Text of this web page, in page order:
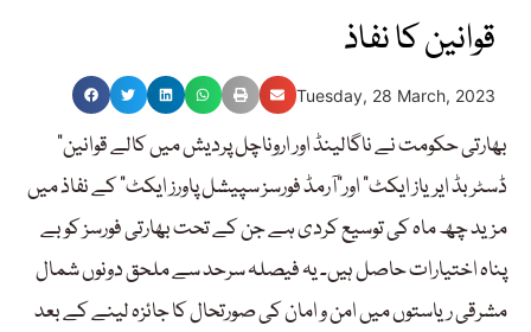
قوانین کا نفاذ
Tuesday, 28 March, 2023
بھارتی حکومت نے ناگالینڈ اور اروناچل پردیش میں کالے قوانین”
ڈسٹربڈ ایریاز ایکٹ“ اور”آرمڈ فورسز سپیشل پاورز ایکٹ“ کے نفاذ میں
مزید چھ ماہ کی توسیع کردی ہے جن کے تحت بھارتی فورسز کوبے
پناہ اختیارات حاصل ہیں۔ یہ فیصلہ سرحد سے ملحق دونوں شمال
مشرقی ریاستوں میں امن و امان کی صورتحال کا جائزہ لینے کے بعد